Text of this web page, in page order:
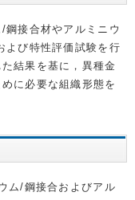
鋼接合材やアルミニウ
よび特性評価試験を行
結果を基に，異種金
に必要な組織形態を
ム/鋼接合およびアル